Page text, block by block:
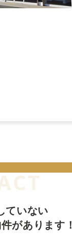
ていない
があります！